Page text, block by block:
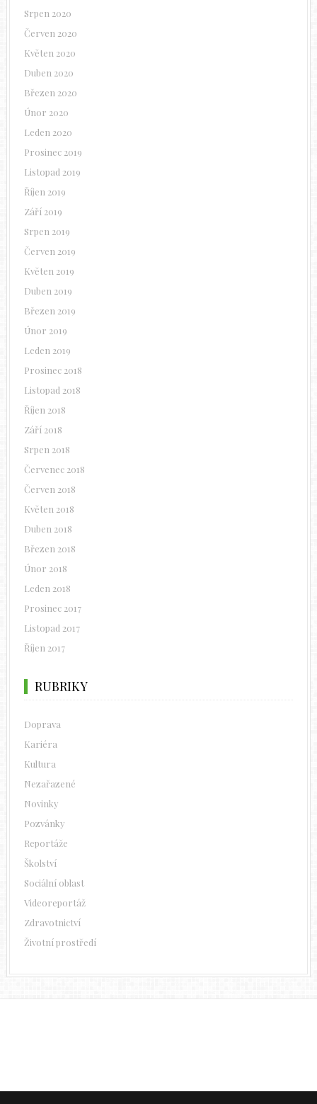
Srpen 2020
Červen 2020
Květen 2020
Duben 2020
Březen 2020
Únor 2020
Leden 2020
Prosinec 2019
Listopad 2019
Říjen 2019
Září 2019
Srpen 2019
Červen 2019
Květen 2019
Duben 2019
Březen 2019
Únor 2019
Leden 2019
Prosinec 2018
Listopad 2018
Říjen 2018
Září 2018
Srpen 2018
Červenec 2018
Červen 2018
Květen 2018
Duben 2018
Březen 2018
Únor 2018
Leden 2018
Prosinec 2017
Listopad 2017
Říjen 2017
RUBRIKY
Doprava
Kariéra
Kultura
Nezařazené
Novinky
Pozvánky
Reportáže
Školství
Sociální oblast
Videoreportáž
Zdravotnictví
Životní prostředí